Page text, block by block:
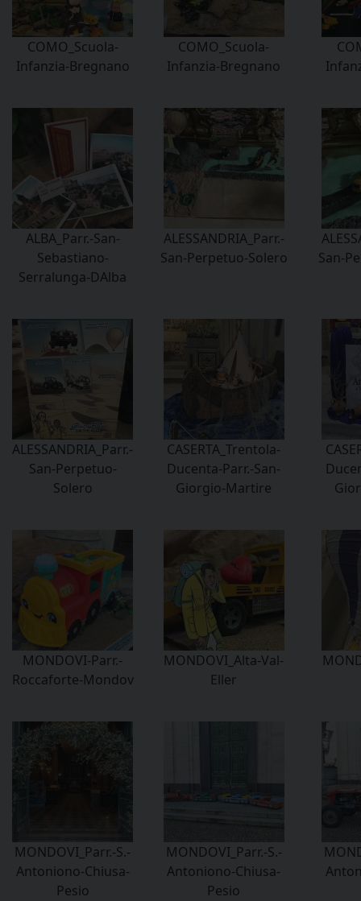
COMO_Scuola-
Infanzia-Bregnano
COMO_Scuola-
Infanzia-Bregnano
ALBA_Parr.-San-
Sebastiano-
Serralunga-DAlba
ALESSANDRIA_Parr.-
San-Perpetuo-Solero
San-
ALESSANDRIA_Parr.-
San-Perpetuo-
Solero
CASERTA_Trentola-
Ducenta-Parr.-San-
Giorgio-Martire
MONDOVI-Parr.-
Roccaforte-Mondov
MONDOVI_Alta-Val-
Eller
MONDOVI_Parr.-S.-
Antoniono-Chiusa-
Pesio
MONDOVI_Parr.-S.-
Antoniono-Chiusa-
Pesio